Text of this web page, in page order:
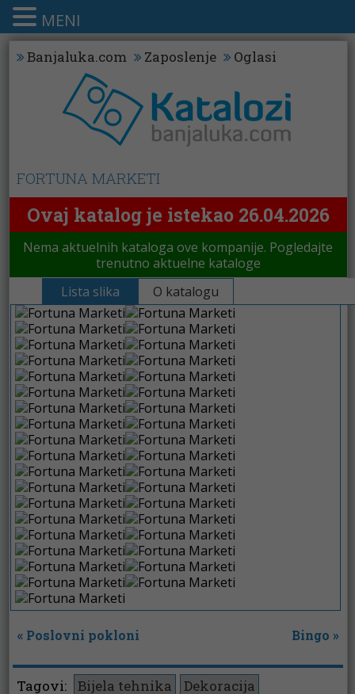
Banjaluka.com Zaposlenje Oglasi
FORTUNA MARKETI
Ovaj katalog je istekao 26.04.2026
Nema aktuelnih kataloga ove kompanije. Pogledajte
trenutno aktuelne kataloge
Lista slika
O katalogu
« Poslovni pokloni Bingo »
Tagovi: Bijela tehnika
Dekoracija
MENI